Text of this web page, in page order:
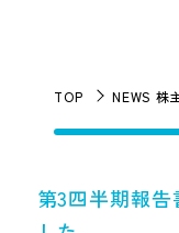
TOP NEWS 株
第3四半期報告